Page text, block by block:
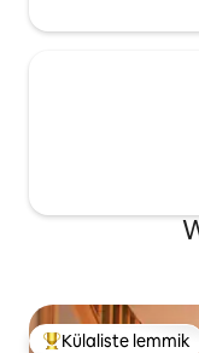
Külaliste lemmik